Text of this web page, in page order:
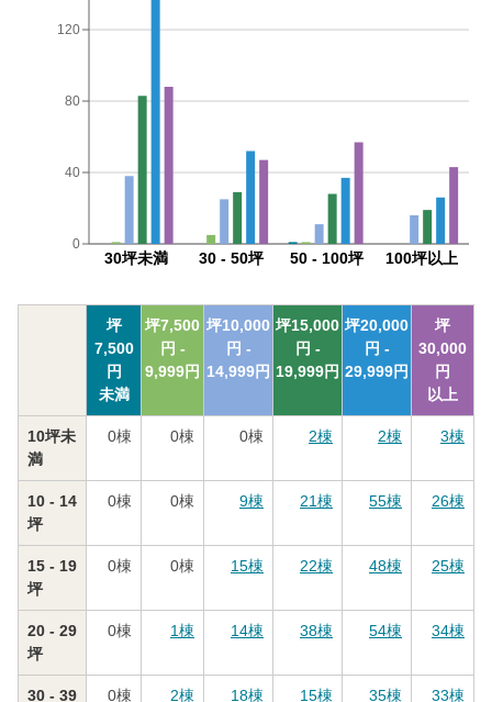
30坪未満 30 - 50坪 50 - 100坪 100坪以上
0
40
80
120
坪
7,500
円
未満
坪7,500
円 -
9,999円
坪10,000
円 -
14,999円
坪15,000
円 -
19,999円
坪20,000
円 -
29,999円
坪
30,000
円
以上
10坪未
満
0棟 0棟 0棟 2棟 2棟 3棟
10 - 14
坪
0棟 0棟 9棟 21棟 55棟 26棟
15 - 19
坪
0棟 0棟 15棟 22棟 48棟 25棟
20 - 29
坪
0棟 1棟 14棟 38棟 54棟 34棟
30 - 39
0棟 2棟 18棟 15棟 35棟 33棟